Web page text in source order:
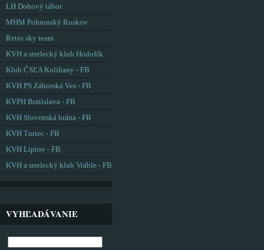
LH Dobový tábor
MHM Pohronský Ruskov
Retro sky team
KVH a strelecký klub Hodošík
Klub ČSĽA Kolíňany - FB
KVH PS Záhorská Ves - FB
KVPH Bratislava - FB
KVH Slovenská brána - FB
KVH Turiec - FB
KVH Liptov - FB
KVH a strelecký klub Vráble - FB
VYHĽADÁVANIE